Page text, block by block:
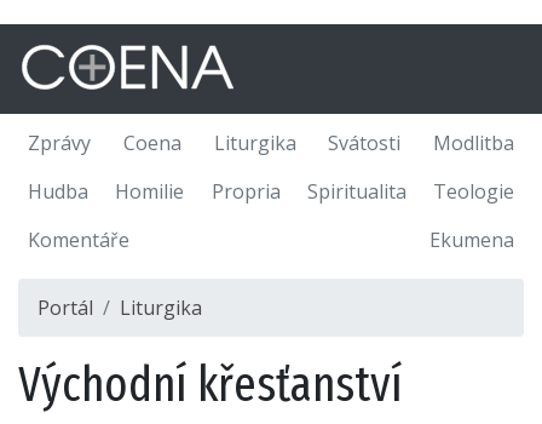
Zprávy Coena Liturgika Svátosti
Modlitba
Hudba
Homilie Propria Spiritualita
Teologie
Komentáře
Ekumena
Portál Liturgika
Východní křesťanství